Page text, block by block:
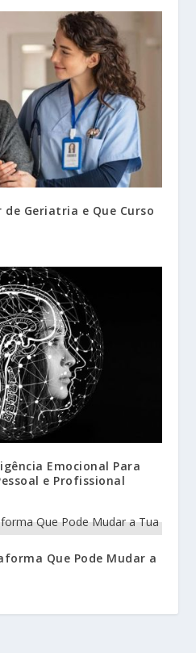
de Geriatria e Que Curso
Emocional Para
e Profissional
Que Pode Mudar a